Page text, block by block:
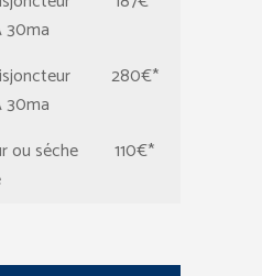
30ma
30ma
280€*
ou séche
110€*